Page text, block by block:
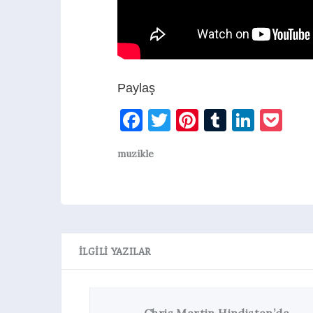
Paylaş
Facebook
TwitterPinterest
Tumblr
muzikle
İLGILI YAZILAR